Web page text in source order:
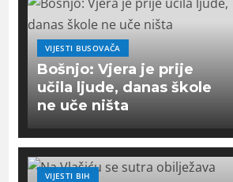
VIJESTI BUSOVAČA
Bošnjo: Vjera je prije
učila ljude, danas škole
ne uče ništa
VIJESTI BIH